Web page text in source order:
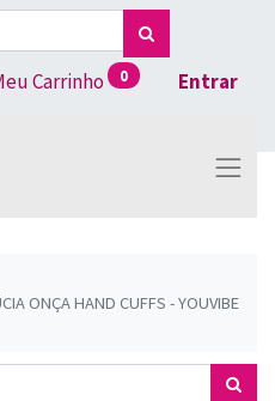
Carrinho 0 Entrar
ONÇA HAND CUFFS - YOUVIBE